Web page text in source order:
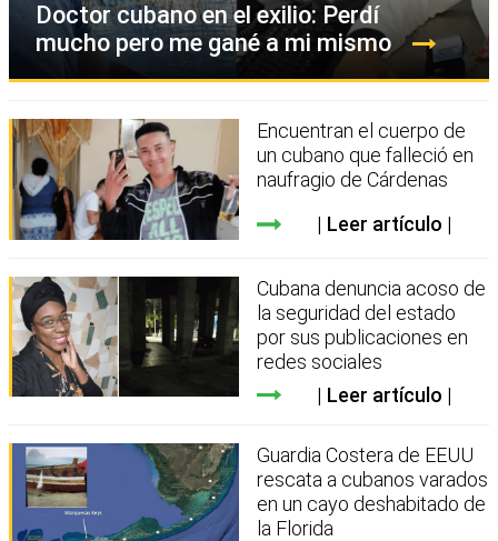
Doctor cubano en el exilio: Perdí
mucho pero me gané a mi mismo
Encuentran el cuerpo de
un cubano que falleció en
naufragio de Cárdenas
Leer artículo
Cubana denuncia acoso de
la seguridad del estado
por sus publicaciones en
redes sociales
Leer artículo
Guardia Costera de EEUU
rescata a cubanos varados
en un cayo deshabitado de
la Florida